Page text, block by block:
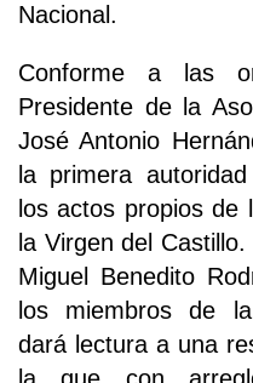
Nacional.
Conforme a las
Presidente de la
José Antonio
la primera
los actos propios de
la Virgen del
Miguel Benedito
los miembros de
dará lectura a una